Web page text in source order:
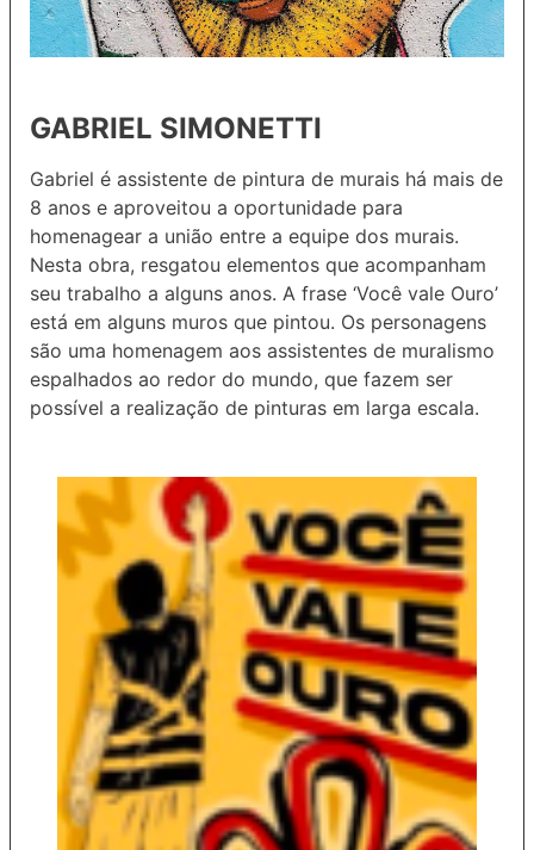
GABRIEL SIMONETTI
Gabriel é assistente de pintura de murais há mais de
8 anos e aproveitou a oportunidade para
homenagear a união entre a equipe dos murais.
Nesta obra, resgatou elementos que acompanham
seu trabalho a alguns anos. A frase ‘Você vale Ouro’
está em alguns muros que pintou. Os personagens
são uma homenagem aos assistentes de muralismo
espalhados ao redor do mundo, que fazem ser
possível a realização de pinturas em larga escala.